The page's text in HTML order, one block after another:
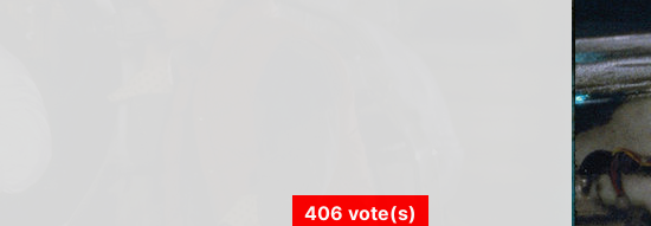
406 vote(s)